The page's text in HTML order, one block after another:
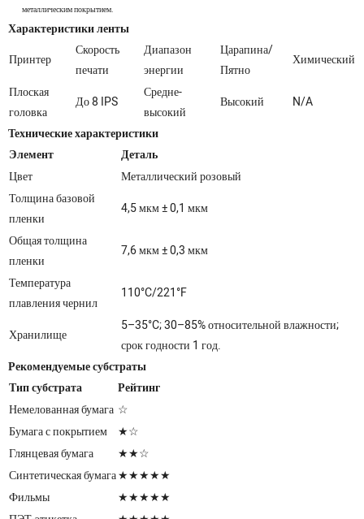
металлическим покрытием.
Характеристики ленты
Принтер
Скорость
печати
Диапазон
энергии
Царапина/
Пятно
Химический
Плоская
головка
До 8 IPS
Средне-
высокий
Высокий
N/A
Технические характеристики
Элемент
Деталь
Цвет
Металлический розовый
Толщина базовой
пленки
4,5 мкм ± 0,1 мкм
Общая толщина
пленки
7,6 мкм ± 0,3 мкм
Температура
плавления чернил
110°C/221°F
Хранилище
5–35°C; 30–85% относительной влажности;
срок годности 1 год.
Рекомендуемые субстраты
Тип субстрата
Рейтинг
Немелованная бумага ☆
Бумага с покрытием
★☆
Глянцевая бумага
★★☆
Синтетическая бумага★★★★★
Фильмы
★★★★★